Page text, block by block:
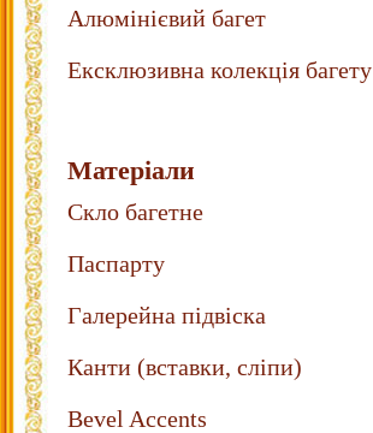
Алюмінієвий багет
Ексклюзивна колекція багету
Матеріали
Скло багетне
Паспарту
Галерейна підвіска
Канти (вставки, сліпи)
Bevel Accents